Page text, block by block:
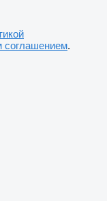
соглашением.